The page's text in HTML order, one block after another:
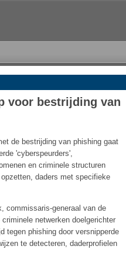
voor bestrijding van
de bestrijding van phishing gaat
'cyberspeurders',
en criminele structuren
daders met specifieke
commissaris-generaal van de
netwerken doelgerichter
tegen phishing door versnipperde
te detecteren, daderprofielen